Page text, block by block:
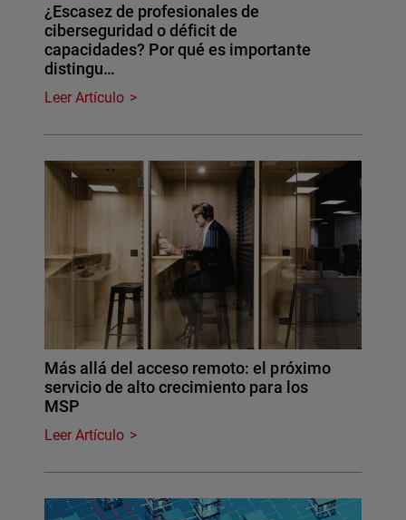
¿Escasez de profesionales de
ciberseguridad o déficit de
capacidades? Por qué es importante
distingu…
Leer Artículo
Más allá del acceso remoto: el próximo
servicio de alto crecimiento para los
MSP
Leer Artículo